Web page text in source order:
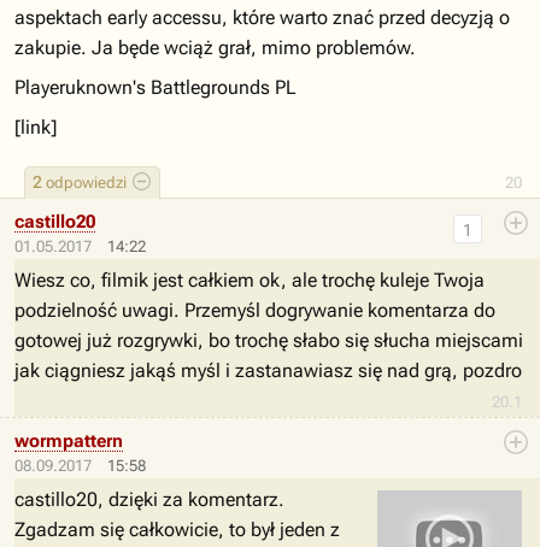
20
2 odpowiedzi
aspektach early accessu, które warto znać przed decyzją o
zakupie. Ja będe wciąż grał, mimo problemów.
Playeruknown's Battlegrounds PL
[link]
01.05.2017 14:22
20.1
1
castillo20
Wiesz co, filmik jest całkiem ok, ale trochę kuleje Twoja
podzielność uwagi. Przemyśl dogrywanie komentarza do
gotowej już rozgrywki, bo trochę słabo się słucha miejscami
jak ciągniesz jakąś myśl i zastanawiasz się nad grą, pozdro
08.09.2017 15:58
wormpattern
castillo20, dzięki za komentarz.
Zgadzam się całkowicie, to był jeden z